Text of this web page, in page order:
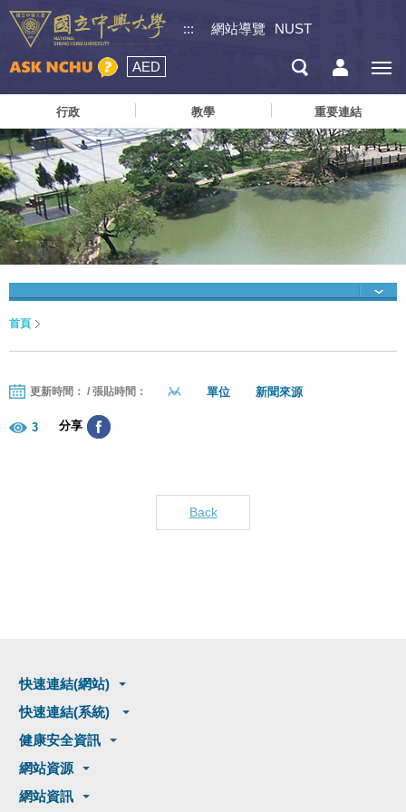
::: 網站導覽 NUST
AED
行政 教學 重要連結
首頁
更新時間： / 張貼時間： 單位 新聞來源
3 分享
Back
快速連結(網站)
快速連結(系統)
健康安全資訊
網站資源
網站資訊